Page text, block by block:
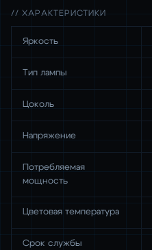
// ХАРАКТЕРИСТИКИ
Яркость
Тип лампы
Цоколь
Напряжение
Потребляемая
мощность
Цветовая температура
Срок службы